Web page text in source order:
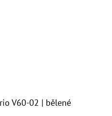
V60-02 | bělené